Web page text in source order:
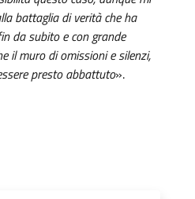
battaglia di verità che ha
da subito e con grande
il muro di omissioni e silenzi,
presto abbattuto».